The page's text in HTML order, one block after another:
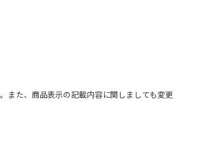
また、商品表示の記載内容に関しましても変更